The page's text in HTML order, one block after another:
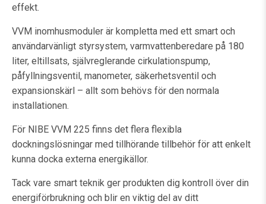
effekt.
VVM inomhusmoduler är kompletta med ett smart och
användarvänligt styrsystem, varmvattenberedare på 180
liter, eltillsats, självreglerande cirkulationspump,
påfyllningsventil, manometer, säkerhetsventil och
expansionskärl – allt som behövs för den normala
installationen.
För NIBE VVM 225 finns det flera flexibla
dockningslösningar med tillhörande tillbehör för att enkelt
kunna docka externa energikällor.
Tack vare smart teknik ger produkten dig kontroll över din
energiförbrukning och blir en viktig del av ditt